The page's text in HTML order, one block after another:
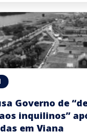
Governo de
inquilinos”
em Viana